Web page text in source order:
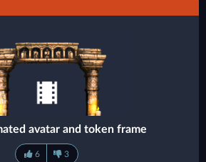
avatar and token frame
6 3